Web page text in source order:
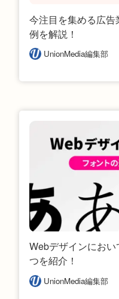
今注目を集める広
例を解説！
UnionMedia編集部
Webデザインにお
つを紹介！
UnionMedia編集部